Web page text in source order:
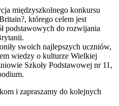
międzyszkolnego konkursu
którego celem jest
podstawowych do rozwijania
swoich najlepszych uczniów,
wiedzy o kulturze Wielkiej
Szkoły Podstawowej nr 11,
i zapraszamy do kolejnych